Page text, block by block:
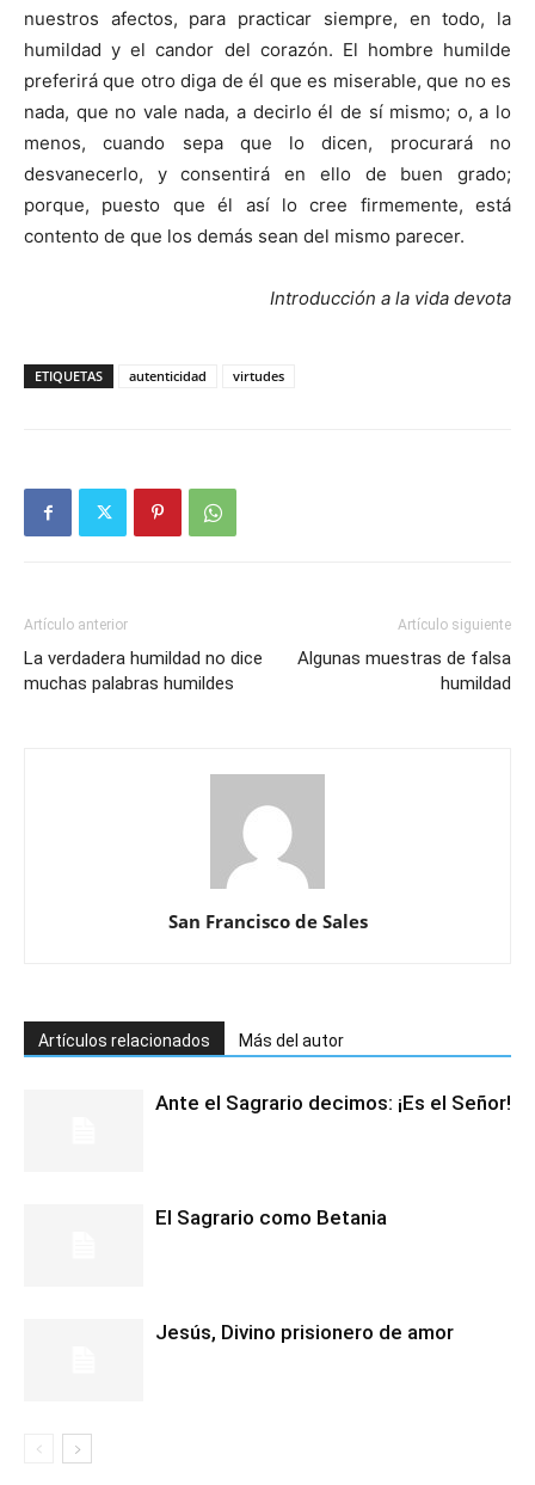
nuestros afectos, para practicar siempre, en todo, la
humildad y el candor del corazón. El hombre humilde
preferirá que otro diga de él que es miserable, que no es
nada, que no vale nada, a decirlo él de sí mismo; o, a lo
menos, cuando sepa que lo dicen, procurará no
desvanecerlo, y consentirá en ello de buen grado;
porque, puesto que él así lo cree firmemente, está
contento de que los demás sean del mismo parecer.
Introducción a la vida devota
ETIQUETAS autenticidad virtudes
Artículo anterior
La verdadera humildad no dice
muchas palabras humildes
Artículo siguiente
Algunas muestras de falsa
humildad
San Francisco de Sales
Artículos relacionados Más del autor
Ante el Sagrario decimos: ¡Es el Señor!
El Sagrario como Betania
Jesús, Divino prisionero de amor